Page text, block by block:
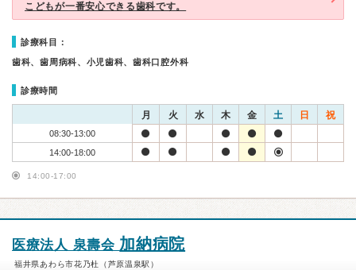
こどもが一番安心できる歯科です。
診療科目：
歯科、歯周病科、小児歯科、歯科口腔外科
診療時間
月 火 水 木 金 土 日 祝
08:30-13:00
14:00-18:00
14:00-17:00
医療法人 泉壽会 加納病院
福井県あわら市花乃杜（芦原温泉駅）